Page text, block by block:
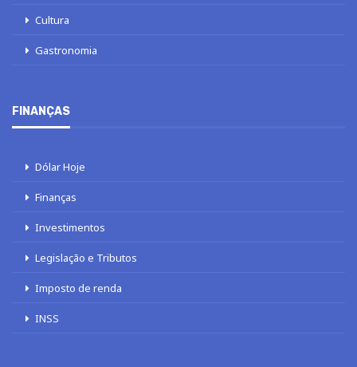
Cultura
Gastronomia
FINANÇAS
Dólar Hoje
Finanças
Investimentos
Legislação e Tributos
Imposto de renda
INSS